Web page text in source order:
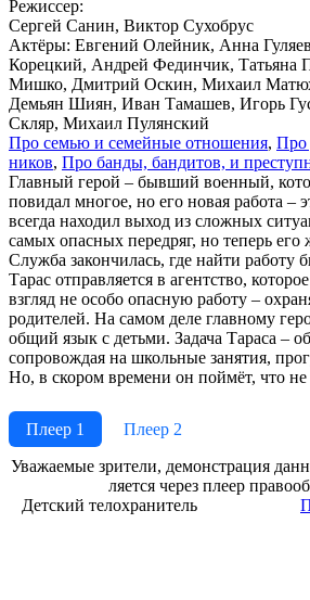
Ре­жис­сер:
Сергей Санин, Виктор Сухобрус
Ак­тё­ры: Евгений Олейник, Анна
Корецкий, Андрей Фединчик, Татьяна
Мишко, Дмитрий Оскин, Михаил
Демьян Шиян, Иван Тамашев, Игорь
Скляр, Михаил Пулянский
Про се­мью и се­мей­ные от­но­ше­ния, Про
ни­ков, Про бан­ды, бан­ди­тов, и
Главный герой – бывший военный,
повидал многое, но его новая работа –
всегда находил выход из сложных
самых опасных передряг, но теперь его
Служба закончилась, где найти работу
Тарас отправляется в агентство,
взгляд не особо опасную работу –
родителей. На самом деле главному
общий язык с детьми. Задача Тараса –
сопровождая на школьные занятия,
Но, в скором времени он поймёт, что не
Плеер 1
Плеер 2
Ува­жае­мые зри­те­ли, де­мон­ст­ра­ция
ля­ет­ся че­рез пле­ер
Детский телохранитель